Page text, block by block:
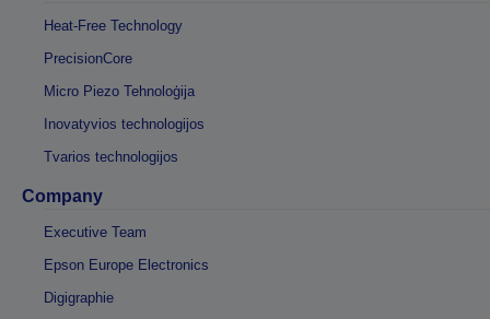
Heat-Free Technology
PrecisionCore
Micro Piezo Tehnoloģija
Inovatyvios technologijos
Tvarios technologijos
Company
Executive Team
Epson Europe Electronics
Digigraphie